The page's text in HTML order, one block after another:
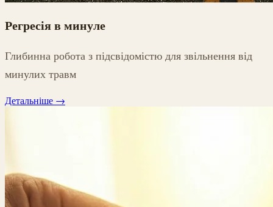
Регресія в минуле
Глибинна робота з підсвідомістю для звільнення від
минулих травм
Детальніше →